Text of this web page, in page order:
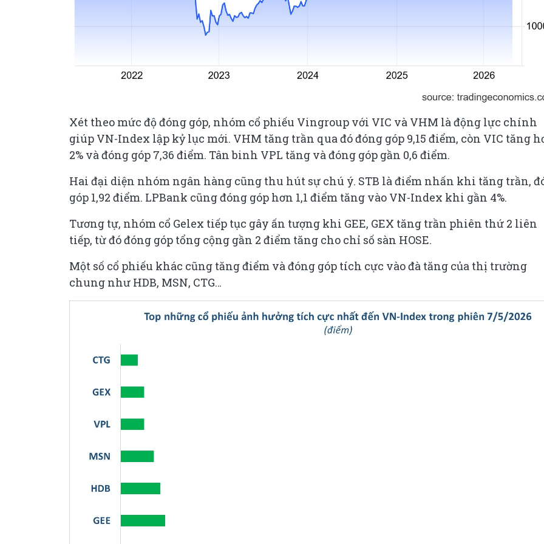
Xét theo mức độ đóng góp, nhóm cổ phiếu Vingroup với VIC và VHM là động lực chính
giúp VN-Index lập kỷ lục mới. VHM tăng trần qua đó đóng góp 9,15 điểm, còn VIC tăng
2% và đóng góp 7,36 điểm. Tân binh VPL tăng và đóng góp gần 0,6 điểm.
Hai đại diện nhóm ngân hàng cũng thu hút sự chú ý. STB là điểm nhấn khi tăng trần,
góp 1,92 điểm. LPBank cũng đóng góp hơn 1,1 điểm tăng vào VN-Index khi gần 4%.
Tương tự, nhóm cổ Gelex tiếp tục gây ấn tượng khi GEE, GEX tăng trần phiên thứ 2 liên
tiếp, từ đó đóng góp tổng cộng gần 2 điểm tăng cho chỉ số sàn HOSE.
Một số cổ phiếu khác cũng tăng điểm và đóng góp tích cực vào đà tăng của thị trường
chung như HDB, MSN, CTG…